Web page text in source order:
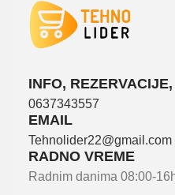
INFO,
0637343557
EMAIL
Tehnolider22@gmail.com
RADNO VREME
Radnim danima 08:00-